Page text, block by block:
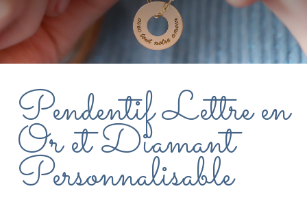
Pendentif Lettre en
Or et Diamant
Personnalisable